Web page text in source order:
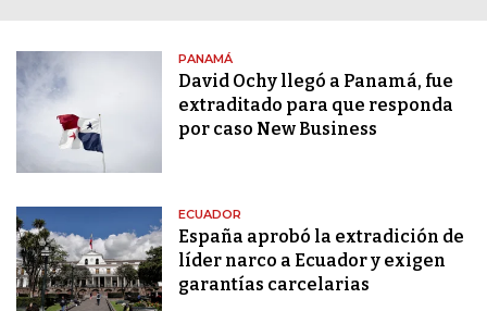
PANAMÁ
David Ochy llegó a Panamá, fue
extraditado para que responda
por caso New Business
ECUADOR
España aprobó la extradición de
líder narco a Ecuador y exigen
garantías carcelarias